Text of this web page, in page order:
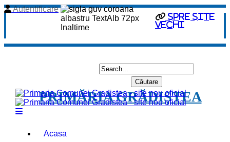
spre site
vechi
Autentificare
PRIMĂRIA GRĂDIȘTEA
Acasa